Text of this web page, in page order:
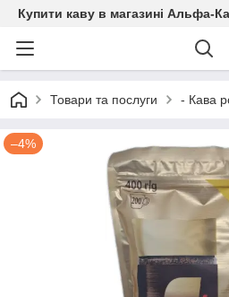
Купити каву в магазині Альфа-
Товари та послуги - Кава
–4%